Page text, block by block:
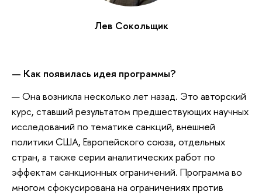
Лев Сокольщик
— Как появилась идея программы?
— Она возникла несколько лет назад. Это авторский
курс, ставший результатом предшествующих научных
исследований по тематике санкций, внешней
политики США, Европейского союза, отдельных
стран, а также серии аналитических работ по
эффектам санкционных ограничений. Программа во
многом сфокусирована на ограничениях против